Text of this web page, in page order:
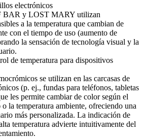
electrónicos
BAR y LOST MARY utilizan
a la temperatura que cambian de
con el tiempo de uso (aumento de
la sensación de tecnología visual y la
de temperatura para dispositivos
se utilizan en las carcasas de
(p. ej., fundas para teléfonos, tabletas
les permite cambiar de color según el
la temperatura ambiente, ofreciendo una
más personalizada. La indicación de
temperatura advierte intuitivamente del